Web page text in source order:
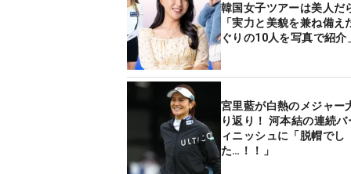
韓国女子ツアーは美人だ
「実力と美貌を兼ね備え
ぐりの10人を写真で紹介
宮里藍が白熱のメジャー
り返り！ 河本結の連続
ィニッシュに「脱帽でし
た…！！」